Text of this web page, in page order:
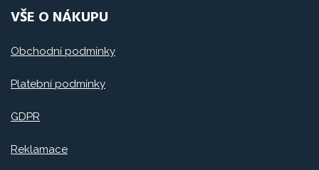
VŠE O NÁKUPU
Obchodní podmínky
Platební podmínky
GDPR
Reklamace